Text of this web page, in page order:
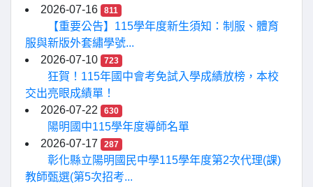
2026-07-16
811
【重要公告】115學年度新生須知：制服、體育
服與新版外套繡學號...
2026-07-10
723
狂賀！115年國中會考免試入學成績放榜，本校
交出亮眼成績單！
2026-07-22
630
陽明國中115學年度導師名單
2026-07-17
287
彰化縣立陽明國民中學115學年度第2次代理(課)
教師甄選(第5次招考...